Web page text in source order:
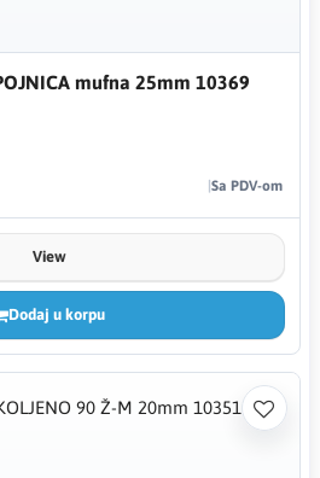
mufna 25mm 10369
Sa PDV-om
View
Dodaj u korpu